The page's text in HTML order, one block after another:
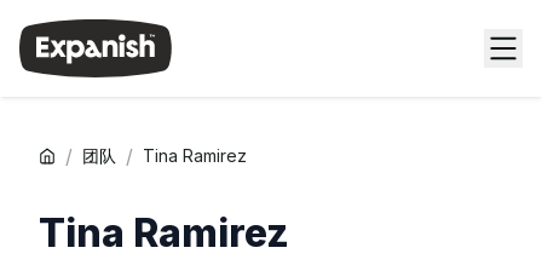
/ 团队 / Tina Ramirez
Tina Ramirez